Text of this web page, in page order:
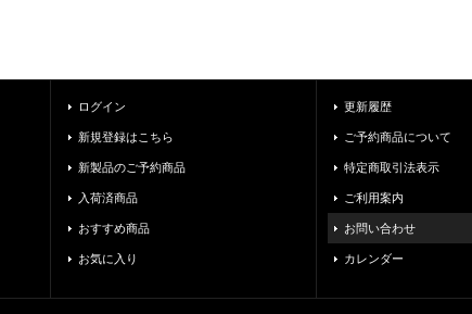
ログイン
新規登録はこちら
新製品のご予約商品
入荷済商品
おすすめ商品
お気に入り
更新履歴
ご予約商品について
特定商取引法表示
ご利用案内
お問い合わせ
カレンダー